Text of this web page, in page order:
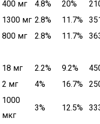
400 мг 4.8% 20%
1300 мг 2.8% 11.7%
800 мг 2.8% 11.7%
18 мг 2.2% 9.2%
2 мг 4% 16.7%
1000
мкг
3% 12.5%